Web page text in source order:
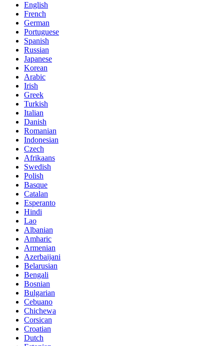
English
French
German
Portuguese
Spanish
Russian
Japanese
Korean
Arabic
Irish
Greek
Turkish
Italian
Danish
Romanian
Indonesian
Czech
Afrikaans
Swedish
Polish
Basque
Catalan
Esperanto
Hindi
Lao
Albanian
Amharic
Armenian
Azerbaijani
Belarusian
Bengali
Bosnian
Bulgarian
Cebuano
Chichewa
Corsican
Croatian
Dutch